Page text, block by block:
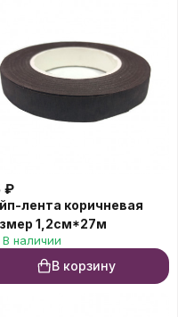
₽
лента коричневая
1,2см*27м
В наличии
В корзину